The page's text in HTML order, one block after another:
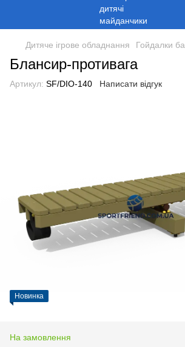
Дитяче ігрове обладнання Гойдалки
Блансир-противага
Артикул: SF/DIO-140 Написати відгук
Новинка
На замовлення